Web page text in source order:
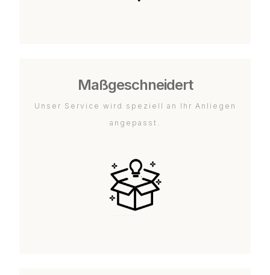
Maßgeschneidert
Unser Service wird speziell an Ihr Anliegen
angepasst.